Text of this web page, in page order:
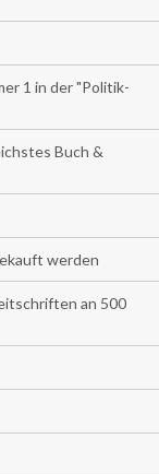
1 in der "Politik-
Buch &
werden
an 500